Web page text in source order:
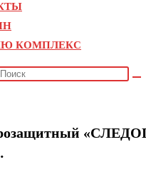
КОМПЛЕКС